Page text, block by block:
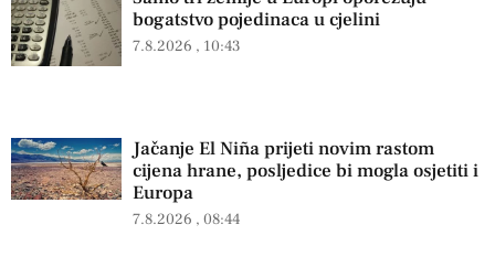
bogatstvo pojedinaca u cjelini
7.8.2026 10:43
Jačanje El Niña prijeti novim rastom
cijena hrane, posljedice bi mogla osjetiti i
Europa
7.8.2026 08:44